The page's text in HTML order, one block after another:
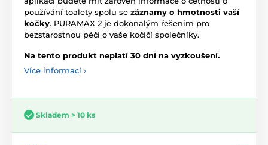
používání toalety spolu se záznamy o hmotnosti vaší
kočky. PURAMAX 2 je dokonalým řešením pro
bezstarostnou péči o vaše kočičí společníky.
Na tento produkt neplatí 30 dní na vyzkoušení.
Více informací ›
Skladem > 10 ks